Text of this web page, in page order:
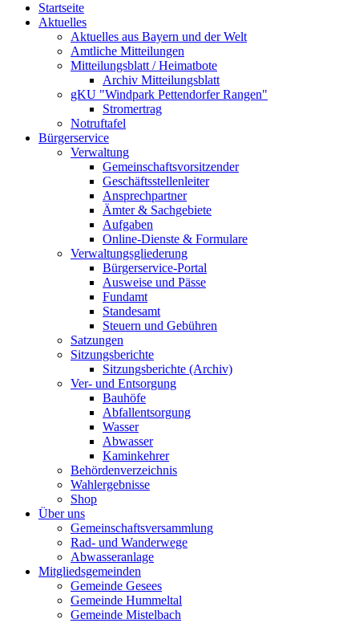
Startseite
Aktuelles
Aktuelles aus Bayern und der Welt
Amtliche Mitteilungen
Mitteilungsblatt / Heimatbote
Archiv Mitteilungsblatt
gKU "Windpark Pettendorfer Rangen"
Stromertrag
Notruftafel
Bürgerservice
Verwaltung
Gemeinschaftsvorsitzender
Geschäftsstellenleiter
Ansprechpartner
Ämter & Sachgebiete
Aufgaben
Online-Dienste & Formulare
Verwaltungsgliederung
Bürgerservice-Portal
Ausweise und Pässe
Fundamt
Standesamt
Steuern und Gebühren
Satzungen
Sitzungsberichte
Sitzungsberichte (Archiv)
Ver- und Entsorgung
Bauhöfe
Abfallentsorgung
Wasser
Abwasser
Kaminkehrer
Behördenverzeichnis
Wahlergebnisse
Shop
Über uns
Gemeinschaftsversammlung
Rad- und Wanderwege
Abwasseranlage
Mitgliedsgemeinden
Gemeinde Gesees
Gemeinde Hummeltal
Gemeinde Mistelbach